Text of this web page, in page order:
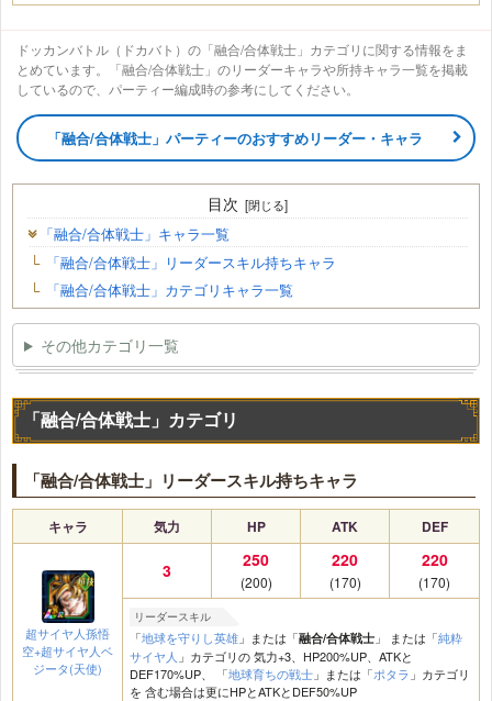
ドッカンバトル（ドカバト）の「融合/合体戦士」カテゴリに関する情報をま
とめています。「融合/合体戦士」のリーダーキャラや所持キャラ一覧を掲載
しているので、パーティー編成時の参考にしてください。
「融合/合体戦士」パーティーのおすすめリーダー・キャラ
目次
「融合/合体戦士」キャラ一覧
「融合/合体戦士」リーダースキル持ちキャラ
「融合/合体戦士」カテゴリキャラ一覧
その他カテゴリ一覧
「融合/合体戦士」カテゴリ
「融合/合体戦士」リーダースキル持ちキャラ
キャラ 気力 HP ATK DEF
超サイヤ人孫悟
空+超サイヤ人ベ
ジータ(天使)
3 250
(200)
220
(170)
220
(170)
リーダースキル
「地球を守りし英雄 」または「融合/合体戦士 」 または「純粋
サイヤ人 」カテゴリの 気力+3、HP200%UP、ATKと
DEF170%UP、 「地球育ちの戦士 」または「ポタラ 」カテゴリ
を 含む場合は更にHPとATKとDEF50%UP